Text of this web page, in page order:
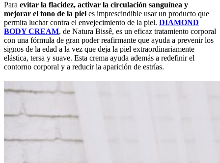
Para evitar la flacidez, activar la circulación sanguínea y
mejorar el tono de la piel es imprescindible usar un producto que
permita luchar contra el envejecimiento de la piel. DIAMOND
BODY CREAM, de Natura Bissê, es un eficaz tratamiento corporal
con una fórmula de gran poder reafirmante que ayuda a prevenir los
signos de la edad a la vez que deja la piel extraordinariamente
elástica, tersa y suave. Esta crema ayuda además a redefinir el
contorno corporal y a reducir la aparición de estrías.